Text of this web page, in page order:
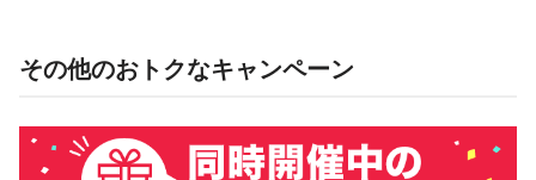
その他のおトクなキャンペーン